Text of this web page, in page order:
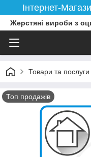
Інтернет-
Жерстяні вироби з
Товари та послуги
Топ продажів